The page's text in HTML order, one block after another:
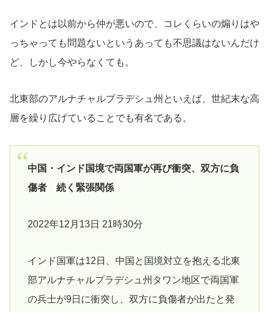
インドとは以前から仲が悪いので、コレくらいの煽りはや
っちゃっても問題ないというあっても不思議はないんだけ
ど、しかし今やらなくても。
北東部のアルナチャルプラデシュ州といえば、世紀末な高
層を繰り広げていることでも有名である。
中国・インド国境で両国軍が再び衝突、双方に負
傷者 続く緊張関係
2022年12月13日 21時30分
インド国軍は12日、中国と国境対立を抱える北東
部アルナチャルプラデシュ州タワン地区で両国軍
の兵士が9日に衝突し、双方に負傷者が出たと発